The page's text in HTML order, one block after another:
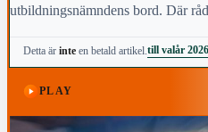
utbildningsnämndens bord. Där
Detta ärinte en betald artikel.till valår 2026
PLAY